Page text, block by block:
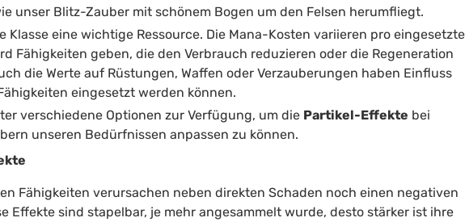
unser Blitz-Zauber mit schönem Bogen um den Felsen herumfliegt.
Klasse eine wichtige Ressource. Die Mana-Kosten variieren pro eingesetzte
Fähigkeiten geben, die den Verbrauch reduzieren oder die Regeneration
die Werte auf Rüstungen, Waffen oder Verzauberungen haben Einfluss
eingesetzt werden können.
verschiedene Optionen zur Verfügung, um die Partikel-Effekte bei
unseren Bedürfnissen anpassen zu können.
Fähigkeiten verursachen neben direkten Schaden noch einen negativen
Effekte sind stapelbar, je mehr angesammelt wurde, desto stärker ist ihre